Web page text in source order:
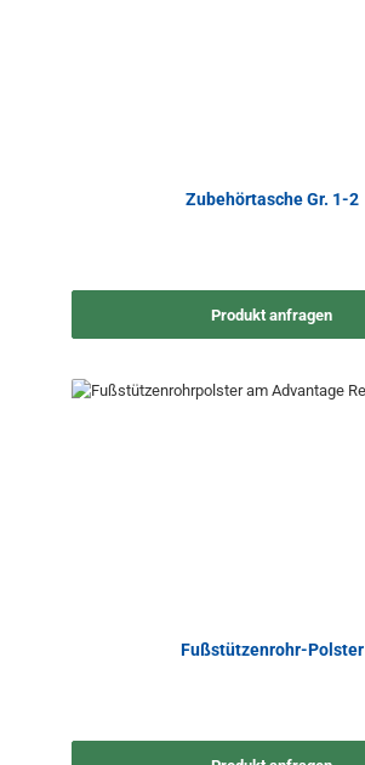
Zubehörtasche Gr. 1-2
Produkt anfragen
Fußstützenrohr-Polster